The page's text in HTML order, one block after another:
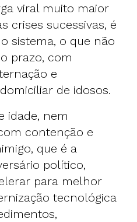
viral muito maior
crises sucessivas, é
sistema, o que não
prazo, com
e
de idosos.
idade, nem
contenção e
que é a
político,
para melhor
tecnológica